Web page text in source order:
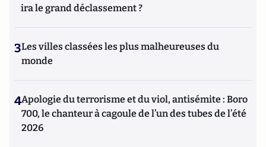
ira le grand déclassement ?
3Les villes classées les plus malheureuses du
monde
4Apologie du terrorisme et du viol, antisémite : Boro
700, le chanteur à cagoule de l’un des tubes de l’été
2026